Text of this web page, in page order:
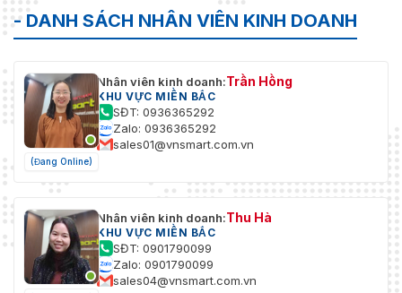
- DANH SÁCH NHÂN VIÊN KINH DOANH
(Đang Online)
Nhân viên kinh doanh:Trần Hồng
KHU VỰC MIỀN BẮC
SĐT: 0936365292
Zalo: 0936365292
sales01@vnsmart.com.vn
Nhân viên kinh doanh:Thu Hà
KHU VỰC MIỀN BẮC
SĐT: 0901790099
Zalo: 0901790099
sales04@vnsmart.com.vn